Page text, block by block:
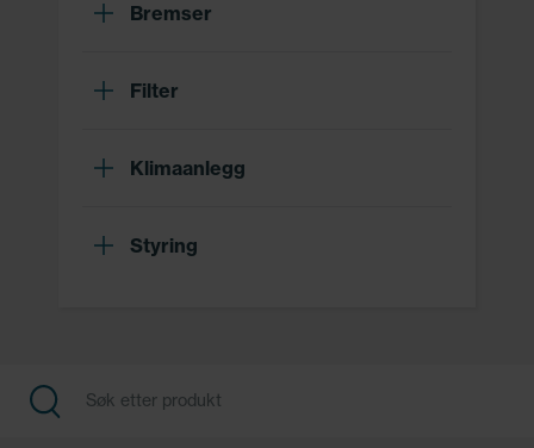
Bremser
Filter
Klimaanlegg
Styring